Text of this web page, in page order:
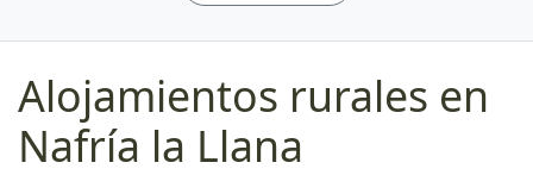
Alojamientos rurales en
Nafría la Llana